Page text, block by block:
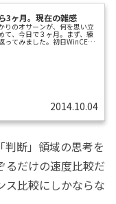
3ヶ月。現在の雑感
りのオサーンが、何を思い立
て、今日で３ヶ月。まず、練
ってみました。初日WinCEの
を持ち歩き、キー配置を覚
2014.10.04
判断」領域の思考を
るだけの速度比較だ
ス比較にしかならな